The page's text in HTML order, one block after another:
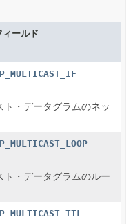
ィールド
・データグラムのネッ
・データグラムのルー